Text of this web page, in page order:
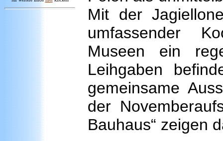
Mit der
umfassender
Museen ein
Leihgaben
gemeinsame
der
Bauhaus“ zeigen